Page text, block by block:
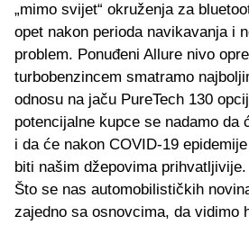
„mimo svijet“ okruženja za
opet nakon perioda navikavanja i
problem. Ponuđeni Allure nivo
turbobenzincem smatramo
odnosu na jaču PureTech 130
potencijalne kupce se nadamo da
i da će nakon COVID-19
biti našim džepovima prihvatljivije.
Što se nas automobilističkih
zajedno sa osnovcima, da vidimo